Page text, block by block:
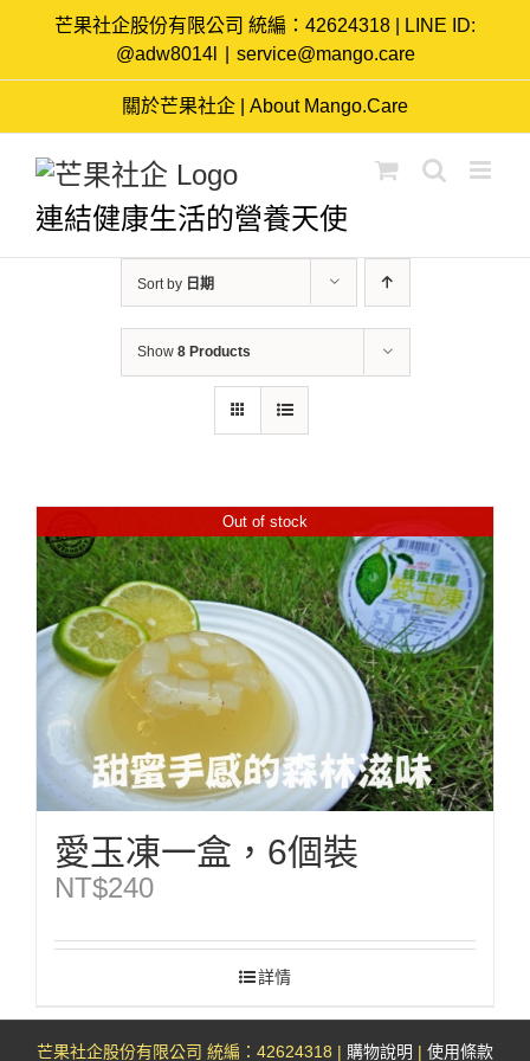
content
芒果社企股份有限公司 統編：42624318 | LINE ID:
@adw8014l
service@mango.care
關於芒果社企 | About Mango.Care
連結健康生活的營養天使
Sort by 日期
Show 8 Products
Out of stock
愛玉凍一盒，6個裝
NT$240
詳情
芒果社企股份有限公司 統編：42624318 | 購物說明 | 使用條款